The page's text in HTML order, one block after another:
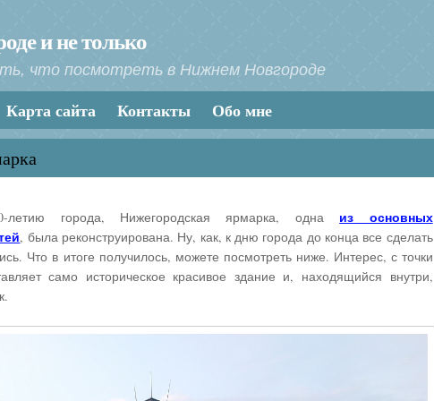
и не только
что посмотреть в Нижнем Новгороде
Карта сайта Контакты Обо мне
города, Нижегородская ярмарка, одна из основных
, была реконструирована. Ну, как, к дню города до конца все сделать
Что в итоге получилось, можете посмотреть ниже. Интерес, с точки
само историческое красивое здание и, находящийся внутри,